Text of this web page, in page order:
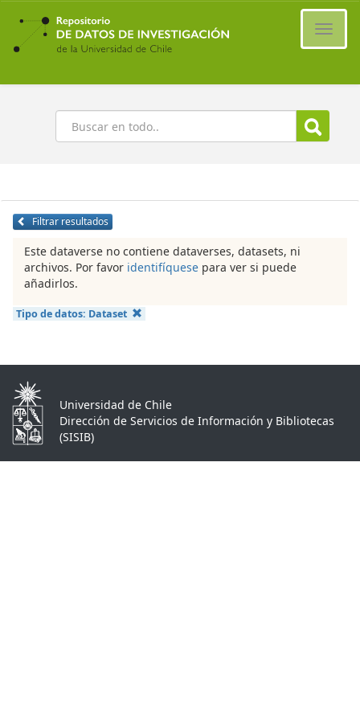
Ir
contenido
principal
Buscar
Filtrar resultados
Este dataverse no contiene dataverses, datasets, ni
archivos. Por favor identifíquese para ver si puede
añadirlos.
Tipo de datos: Dataset
Universidad de Chile
Dirección de Servicios de Información y Bibliotecas
(SISIB)